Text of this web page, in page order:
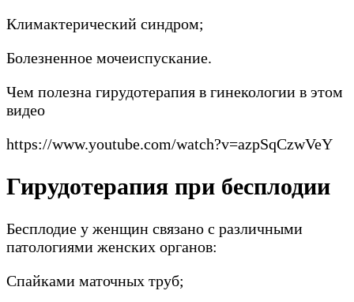
Климактерический синдром;
Болезненное мочеиспускание.
Чем полезна гирудотерапия в гинекологии в этом
видео
https://www.youtube.com/watch?v=azpSqCzwVeY
Гирудотерапия при бесплодии
Бесплодие у женщин связано с различными
патологиями женских органов:
Спайками маточных труб;